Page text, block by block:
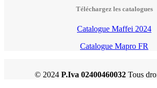
Téléchargez les catalogues
Catalogue Maffei 2024
Catalogue Mapro FR
© 2024 P.Iva 02400460032 Tous